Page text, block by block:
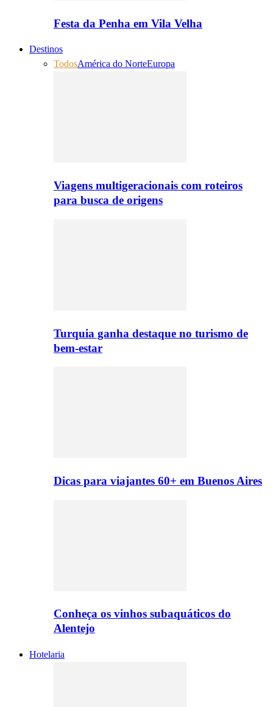
Festa da Penha em Vila Velha
Destinos
TodosAmérica do NorteEuropa
Viagens multigeracionais com roteiros
para busca de origens
Turquia ganha destaque no turismo de
bem-estar
Dicas para viajantes 60+ em Buenos Aires
Conheça os vinhos subaquáticos do
Alentejo
Hotelaria